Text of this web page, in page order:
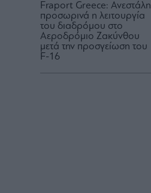
Fraport Greece: Ανεστάλη
προσωρινά η λειτουργία
του διαδρόμου στο
Αεροδρόμιο Ζακύνθου
μετά την προσγείωση του
F-16